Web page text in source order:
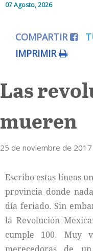
07 Agosto, 2026
Editorial
Colaboradores
Internacional
Cultura
COMPARTIR
IMPRIMIR
Las
mueren
25 de noviembre de 2017
Escribo estas líneas
provincia donde
día feriado. Sin
la Revolución
cumple 100. Muy